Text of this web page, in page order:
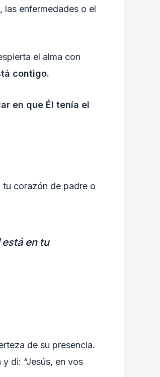
las enfermedades o el
el alma con
contigo.
en que Él tenía el
tu corazón de padre o
en tu
de su presencia.
di: “Jesús, en vos